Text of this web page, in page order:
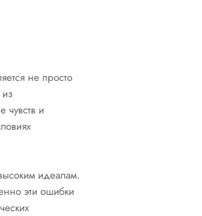
не просто
чувств и
идеалам.
эти ошибки